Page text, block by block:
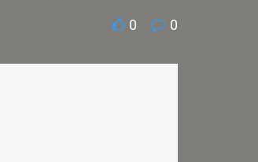
0 0